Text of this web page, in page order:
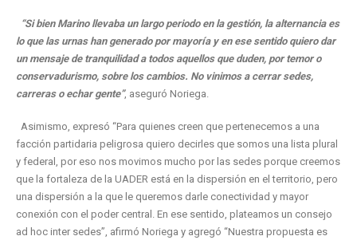
“Si bien Marino llevaba un largo periodo en la gestión, la alternancia es
lo que las urnas han generado por mayoría y en ese sentido quiero dar
un mensaje de tranquilidad a todos aquellos que duden, por temor o
conservadurismo, sobre los cambios. No vinimos a cerrar sedes,
carreras o echar gente”, aseguró Noriega.
Asimismo, expresó “Para quienes creen que pertenecemos a una
facción partidaria peligrosa quiero decirles que somos una lista plural
y federal, por eso nos movimos mucho por las sedes porque creemos
que la fortaleza de la UADER está en la dispersión en el territorio, pero
una dispersión a la que le queremos darle conectividad y mayor
conexión con el poder central. En ese sentido, plateamos un consejo
ad hoc inter sedes”, afirmó Noriega y agregó “Nuestra propuesta es